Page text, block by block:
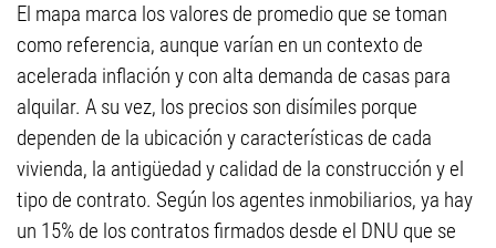
El mapa marca los valores de promedio que se toman
como referencia, aunque varían en un contexto de
acelerada inflación y con alta demanda de casas para
alquilar. A su vez, los precios son disímiles porque
dependen de la ubicación y características de cada
vivienda, la antigüedad y calidad de la construcción y el
tipo de contrato. Según los agentes inmobiliarios, ya hay
un 15% de los contratos firmados desde el DNU que se